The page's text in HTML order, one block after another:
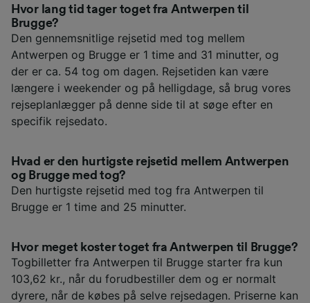
Hvor lang tid tager toget fra Antwerpen til
Brugge?
Den gennemsnitlige rejsetid med tog mellem
Antwerpen og Brugge er 1 time and 31 minutter, og
der er ca. 54 tog om dagen. Rejsetiden kan være
længere i weekender og på helligdage, så brug vores
rejseplanlægger på denne side til at søge efter en
specifik rejsedato.
Hvad er den hurtigste rejsetid mellem Antwerpen
og Brugge med tog?
Den hurtigste rejsetid med tog fra Antwerpen til
Brugge er 1 time and 25 minutter.
Hvor meget koster toget fra Antwerpen til Brugge?
Togbilletter fra Antwerpen til Brugge starter fra kun
103,62 kr., når du forudbestiller dem og er normalt
dyrere, når de købes på selve rejsedagen. Priserne kan